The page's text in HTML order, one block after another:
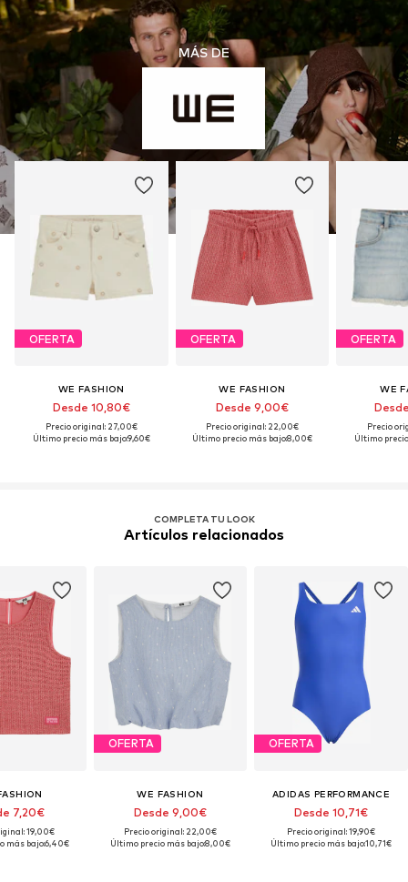
MÁS DE
OFERTA
WE FASHION
Desde 10,80€
Precio original: 27,00€
Último precio más bajo:9,60€
OFERTA
WE FASHION
Desde 9,00€
Precio original: 22,00€
Último precio más bajo:8,00€
OFERTA
WE
Precio
Último
COMPLETA TU LOOK
Artículos relacionados
7,20€
19,00€
más bajo:6,40€
OFERTA
WE FASHION
Desde 9,00€
Precio original: 22,00€
Último precio más bajo:8,00€
OFERTA
ADIDAS PERFORMANCE
Desde 10,71€
Precio original: 19,90€
Último precio más bajo:10,71€